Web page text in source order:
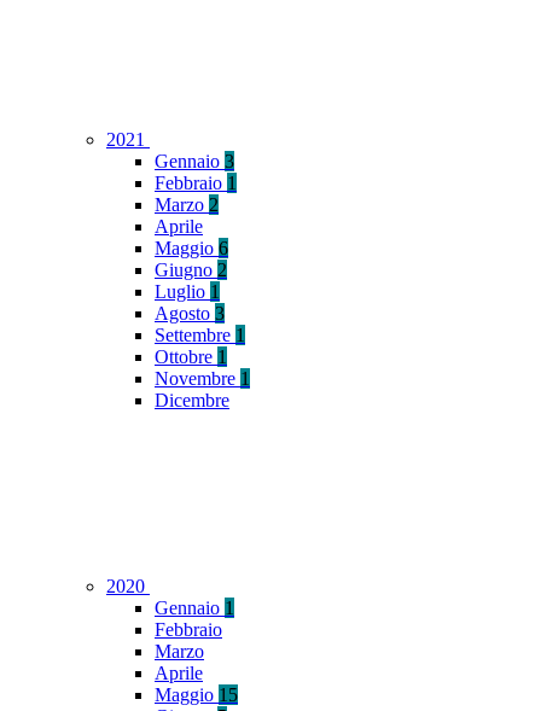
2021
Gennaio 3
Febbraio 1
Marzo 2
Aprile
Maggio 6
Giugno 2
Luglio 1
Agosto 3
Settembre 1
Ottobre 1
Novembre 1
Dicembre
2020
Gennaio 1
Febbraio
Marzo
Aprile
Maggio 15